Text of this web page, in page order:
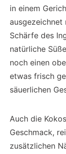
in einem
ausgezeichnet
Schärfe des
natürliche
noch einen
etwas frisch
säuerlichen
Auch die
Geschmack,
zusätzlichen